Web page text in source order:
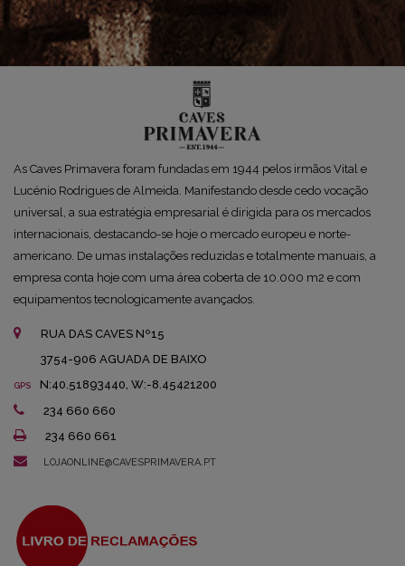
As Caves Primavera foram fundadas em 1944 pelos irmãos Vital e
Lucénio Rodrigues de Almeida. Manifestando desde cedo vocação
universal, a sua estratégia empresarial é dirigida para os mercados
internacionais, destacando-se hoje o mercado europeu e norte-
americano. De umas instalações reduzidas e totalmente manuais, a
empresa conta hoje com uma área coberta de 10.000 m2 e com
equipamentos tecnologicamente avançados.
RUA DAS CAVES Nº15
3754-906 AGUADA DE BAIXO
GPS
N:40.51893440, W:-8.45421200
234 660 660
234 660 661
LOJAONLINE@CAVESPRIMAVERA.PT